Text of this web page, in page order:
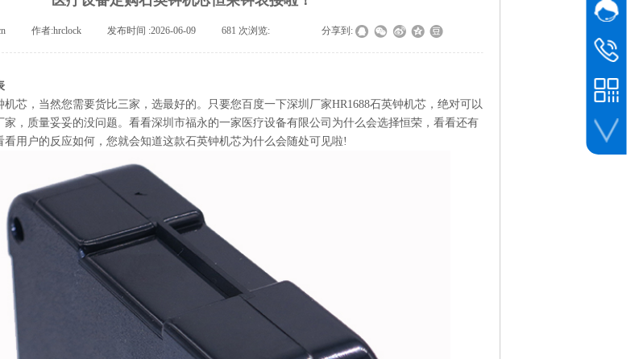
作者:hrclock 发布时间 :2026-06-09 681 次浏览: 分享到:
芯，当然您需要货比三家，选最好的。只要您百度一下深圳厂家HR1688石英钟机芯，绝对可以
家，质量妥妥的没问题。看看深圳市福永的一家医疗设备有限公司为什么会选择恒荣，看看还有
用户的反应如何，您就会知道这款石英钟机芯为什么会随处可见啦!
网站客
业务
黎先生